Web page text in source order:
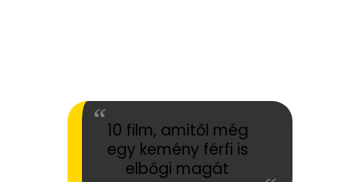
10 film, amitől még
egy kemény férfi is
elbőgi magát